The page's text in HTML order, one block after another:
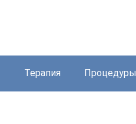
Терапия Процедуры